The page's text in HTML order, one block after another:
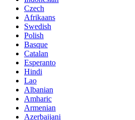
Czech
Afrikaans
Swedish
Polish
Basque
Catalan
Esperanto
Hindi
Lao
Albanian
Amharic
Armenian
Azerbaijani